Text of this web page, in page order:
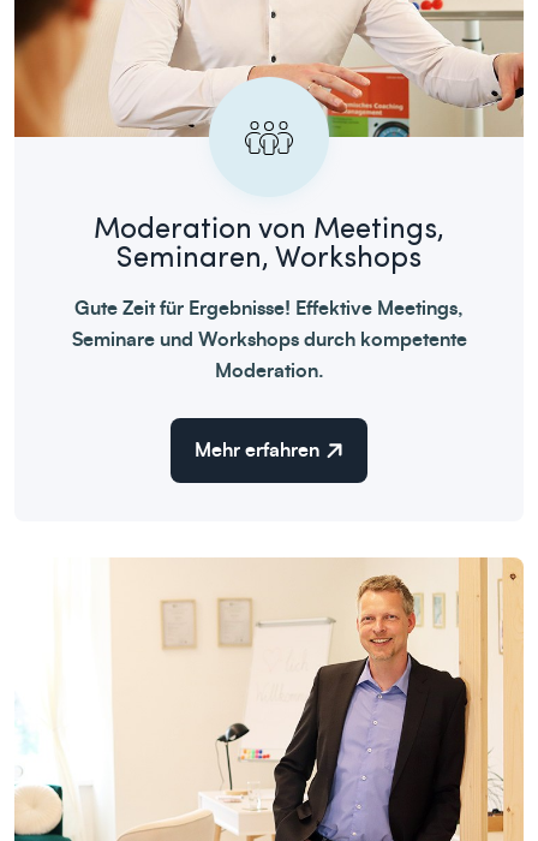
Moderation von Meetings,
Seminaren, Workshops
Gute Zeit für Ergebnisse! Effektive Meetings,
Seminare und Workshops durch kompetente
Moderation.
Mehr erfahren